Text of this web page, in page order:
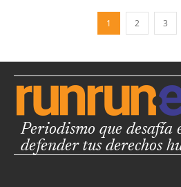
1 2 3
Periodismo que desafía
defender tus derechos